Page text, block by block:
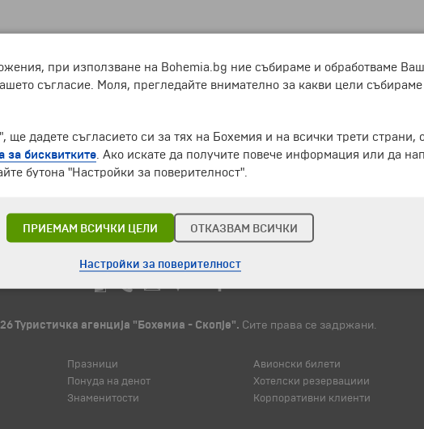
Туристичка агенција "Бохемиа - Скопје". Сите права се задржани.
Празници
Понуда на денот
Знаменитости
Авионски билети
Хотелски резервациии
Корпоративни клиенти
при използване на Bohemia.bg ние събираме и обработваме
съгласие. Моля, прегледайте внимателно за какви цели
дадете съгласието си за тях на Бохемия и на всички трети страни,
за бисквитките . Ако искате да получите повече информация или да
бутона "Настройки за поверителност".
ПРИЕМАМ ВСИЧКИ ЦЕЛИ ОТКАЗВАМ ВСИЧКИ
Настройки за поверителност